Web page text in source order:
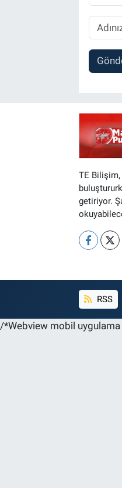
TE
getiriyor.
RSS
/*Webview mobil